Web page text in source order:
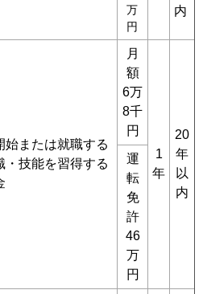
万
円
内
始または就職する
・技能を習得する
月
額
6万
8千
円
1
年
20
年
以
内
運
転
免
許
46
万
円